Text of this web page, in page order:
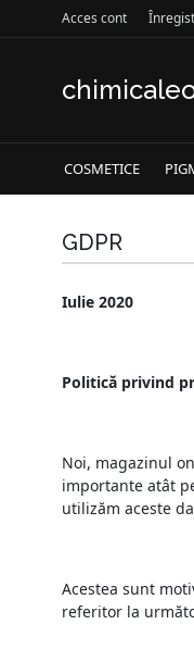
Acces cont
COSMETICE
GDPR
Iulie 2020
Politică privind
Noi, magazinul
importante atât
utilizăm aceste
Acestea sunt
referitor la